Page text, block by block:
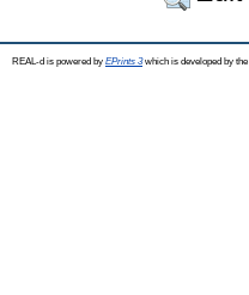
REAL-d is powered by EPrints 3which is developed by the